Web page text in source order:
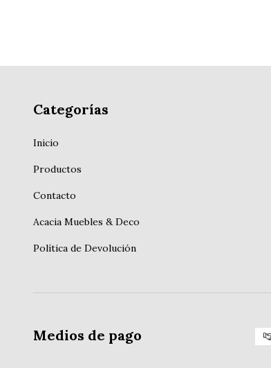
Categorías
Inicio
Productos
Contacto
Acacia Muebles & Deco
Política de Devolución
Medios de pago